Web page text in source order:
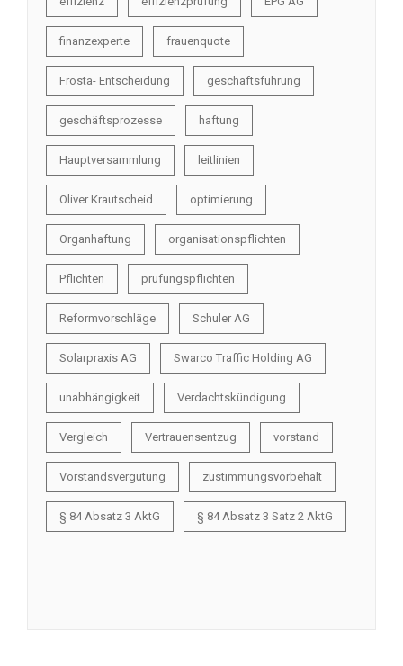
finanzexperte frauenquote
Frosta- Entscheidung geschäftsführung
geschäftsprozesse haftung
Hauptversammlung leitlinien
Oliver Krautscheid optimierung
Organhaftung organisationspflichten
Pflichten prüfungspflichten
Reformvorschläge Schuler AG
Solarpraxis AG Swarco Traffic Holding AG
unabhängigkeit Verdachtskündigung
Vergleich Vertrauensentzug vorstand
Vorstandsvergütung zustimmungsvorbehalt
§ 84 Absatz 3 AktG § 84 Absatz 3 Satz 2 AktG